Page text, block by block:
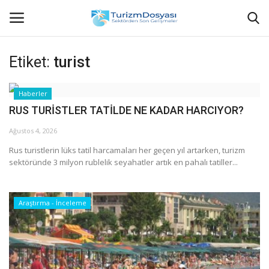
Anasayfa
Bize Ulaşın
KVKK Aydınlatma Metni
Haberler
Görüntülü
Etiket: turist
Haberler
RUS TURİSTLER TATİLDE NE KADAR HARCIYOR?
Ağustos 4, 2026
Rus turistlerin lüks tatil harcamaları her geçen yıl artarken, turizm
sektöründe 3 milyon rublelik seyahatler artık en pahalı tatiller...
Araştırma - İnceleme